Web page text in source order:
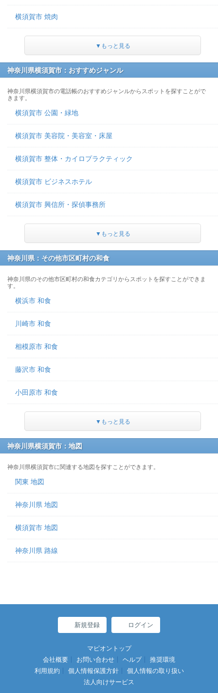
横須賀市 焼肉
▼もっと見る
神奈川県横須賀市：おすすめジャンル
神奈川県横須賀市の電話帳のおすすめジャンルからスポットを探すことがで
きます。
横須賀市 公園・緑地
横須賀市 美容院・美容室・床屋
横須賀市 整体・カイロプラクティック
横須賀市 ビジネスホテル
横須賀市 興信所・探偵事務所
▼もっと見る
神奈川県：その他市区町村の和食
神奈川県のその他市区町村の和食カテゴリからスポットを探すことができま
す。
横浜市 和食
川崎市 和食
相模原市 和食
藤沢市 和食
小田原市 和食
▼もっと見る
神奈川県横須賀市：地図
神奈川県横須賀市に関連する地図を探すことができます。
関東 地図
神奈川県 地図
横須賀市 地図
神奈川県 路線
新規登録 ログイン
マピオントップ
会社概要
お問い合わせ ヘルプ
推奨環境
利用規約
個人情報保護方針
個人情報の取り扱い
法人向けサービス